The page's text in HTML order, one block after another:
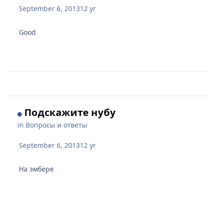
September 6, 201312 yr
Good
Подскажите нубу
in Вопросы и ответы
September 6, 201312 yr
На эмбере